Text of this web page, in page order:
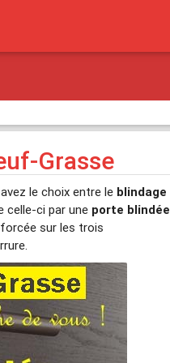
Grasse
le choix entre le blindage
celle-ci par une porte blindée
sur les trois